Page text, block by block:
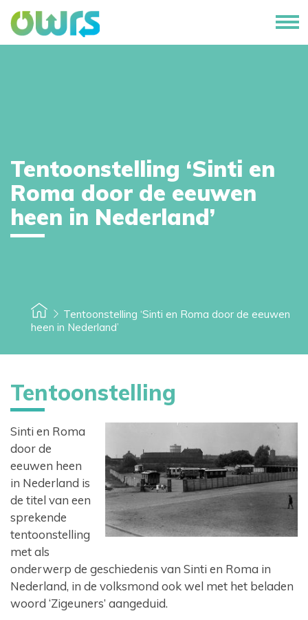
Tentoonstelling ‘Sinti en Roma door de eeuwen
heen in Nederland’
Tentoonstelling ‘Sinti en
Roma door de eeuwen
heen in Nederland’
Tentoonstelling
Sinti en Roma
door de
eeuwen heen
in Nederland is
de titel van een
sprekende
tentoonstelling
met als
onderwerp de geschiedenis van Sinti en Roma in
Nederland, in de volksmond ook wel met het beladen
woord ‘Zigeuners’ aangeduid.